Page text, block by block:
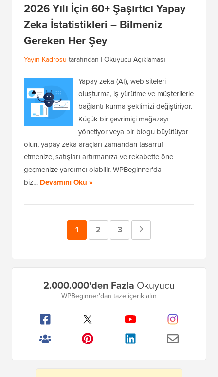
2026 Yılı İçin 60+ Şaşırtıcı Yapay
Zeka İstatistikleri – Bilmeniz
Gereken Her Şey
Yayın Kadrosu tarafından | Okuyucu Açıklaması
Yapay zeka (AI), web siteleri
oluşturma, iş yürütme ve müşterilerle
bağlantı kurma şeklimizi değiştiriyor.
Küçük bir çevrimiçi mağazayı
yönetiyor veya bir blogu büyütüyor
olun, yapay zeka araçları zamandan tasarruf
etmenize, satışları artırmanıza ve rekabette öne
geçmenize yardımcı olabilir. WPBeginner'da
biz… Devamını Oku »
Sayfa
1 Sayfa
2 Sayfa
3
2.000.000'den Fazla Okuyucu
WPBeginner'dan taze içerik alın